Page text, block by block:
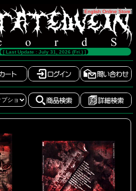
[English Online Store]
[ Last Update : July 31, 2026 (Fri.) ]